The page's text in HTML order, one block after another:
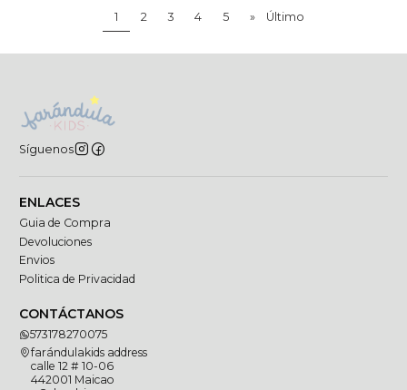
1 2 3 4 5 » Último
Síguenos
ENLACES
Guia de Compra
Devoluciones
Envios
Politica de Privacidad
CONTÁCTANOS
573178270075
farándulakids address
calle 12 # 10-06
442001 Maicao